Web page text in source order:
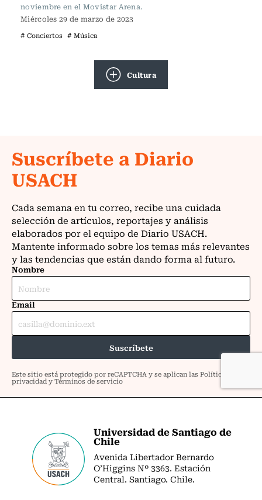
noviembre en el Movistar Arena.
Miércoles 29 de marzo de 2023
# Conciertos # Música
Cultura
Universidad de Santiago de
Chile
Avenida Libertador Bernardo
O’Higgins Nº 3363. Estación
Central. Santiago. Chile.